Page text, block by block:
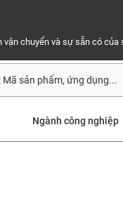
chuyển và sự sẵn có của
Ngành công nghiệp